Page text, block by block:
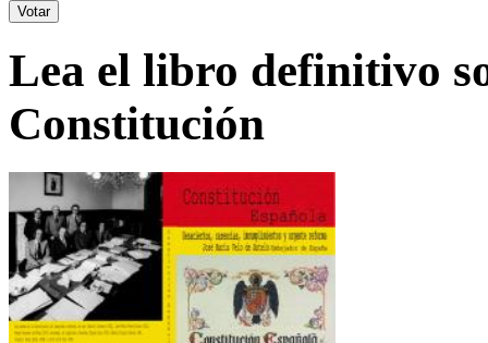
Lea el libro definitivo
Constitución